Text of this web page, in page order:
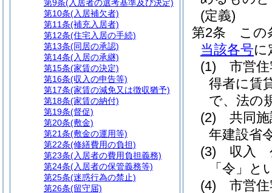
(定義)
第2条
この
当該各号に
(1)
市営
得者に賃
で、法の
(2)
共同
年建設省
(3)
収入
「令」と
(4)
市営
第9条(入居者の選考基準及び決定)
第10条(入居補欠者)
第11条(補充入居者)
第12条(住宅入居の手続)
第13条(同居の承認)
第14条(入居の承継)
第15条(家賃の決定)
第16条(収入の申告等)
第17条(家賃の減免又は徴収猶予)
第18条(家賃の納付)
第19条(督促)
第20条(敷金)
第21条(敷金の運用等)
第22条(修繕費用の負担)
第23条(入居者の費用負担義務)
第24条(入居者の保管義務等)
第25条(迷惑行為の禁止)
第26条(留守届)